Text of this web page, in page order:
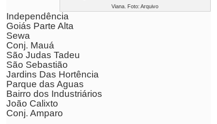
Viana. Foto: Arquivo
Independência
Goiás Parte Alta
Sewa
Conj. Mauá
São Judas Tadeu
São Sebastião
Jardins Das Hortência
Parque das Aguas
Bairro dos Industriários
João Calixto
Conj. Amparo